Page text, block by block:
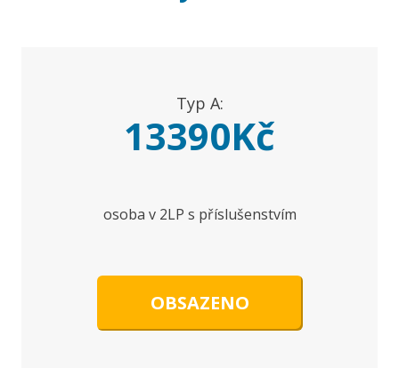
Typ A:
13390Kč
osoba v 2LP s příslušenstvím
OBSAZENO